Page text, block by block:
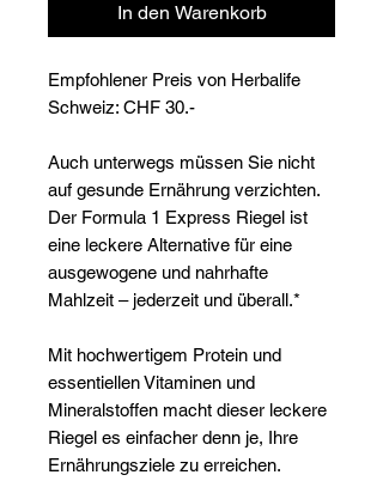
In den Warenkorb
Empfohlener Preis von Herbalife
Schweiz: CHF 30.-
Auch unterwegs müssen Sie nicht
auf gesunde Ernährung verzichten.
Der Formula 1 Express Riegel ist
eine leckere Alternative für eine
ausgewogene und nahrhafte
Mahlzeit – jederzeit und überall.*
Mit hochwertigem Protein und
essentiellen Vitaminen und
Mineralstoffen macht dieser leckere
Riegel es einfacher denn je, Ihre
Ernährungsziele zu erreichen.